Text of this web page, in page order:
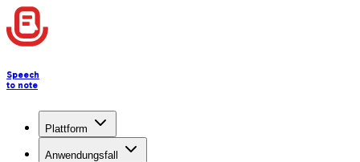
Speech
to note
Plattform
Anwendungsfall